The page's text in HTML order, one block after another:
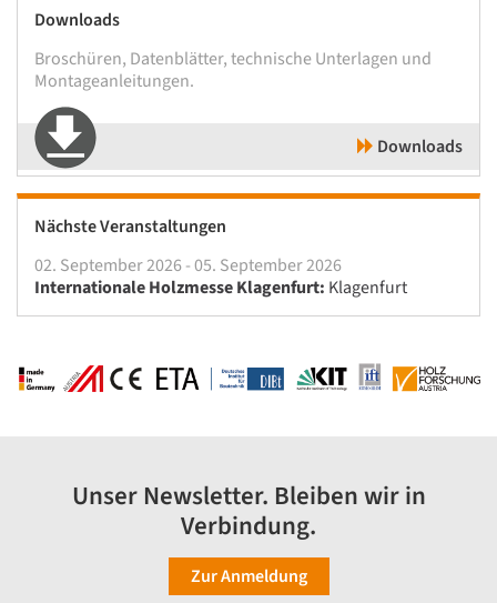
Downloads
Broschüren, Datenblätter, technische Unterlagen und
Montageanleitungen.
Downloads
Nächste Veranstaltungen
02. September 2026 - 05. September 2026
Internationale Holzmesse Klagenfurt: Klagenfurt
Unser Newsletter. Bleiben wir in
Verbindung.
Zur Anmeldung